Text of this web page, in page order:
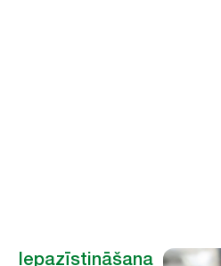
Iepazīstināšana